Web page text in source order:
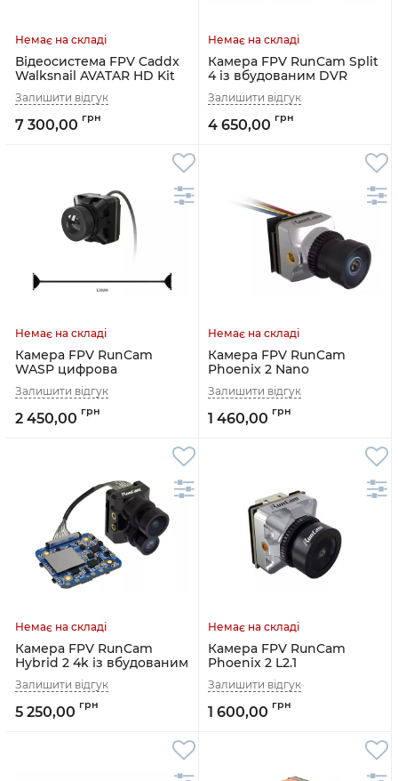
Відеосистема FPV Caddx
Walksnail AVATAR HD Kit
V2 (8G)
7 300,00
Камера FPV RunCam Split
4 із вбудованим DVR
4 650,00
Камера FPV RunCam
WASP цифрова
2 450,00
Камера FPV RunCam
Phoenix 2 Nano
1 460,00
Камера FPV RunCam
Hybrid 2 4k із вбудованим
DVR
5 250,00
Камера FPV RunCam
Phoenix 2 L2.1
1 600,00